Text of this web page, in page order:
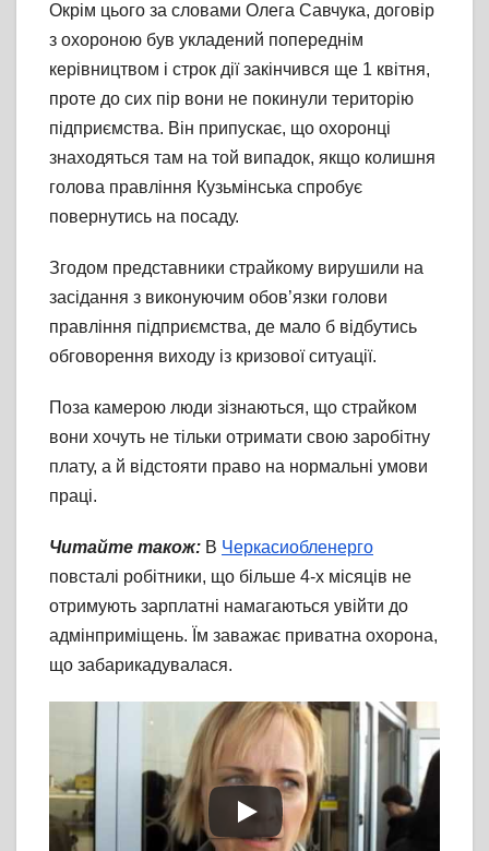
Окрім цього за словами Олега Савчука, договір
з охороною був укладений попереднім
керівництвом і строк дії закінчився ще 1 квітня,
проте до сих пір вони не покинули територію
підприємства. Він припускає, що охоронці
знаходяться там на той випадок, якщо колишня
голова правління Кузьмінська спробує
повернутись на посаду.
Згодом представники страйкому вирушили на
засідання з виконуючим обов’язки голови
правління підприємства, де мало б відбутись
обговорення виходу із кризової ситуації.
Поза камерою люди зізнаються, що страйком
вони хочуть не тільки отримати свою заробітну
плату, а й відстояти право на нормальні умови
праці.
Читайте також: В Черкасиобленерго
повсталі робітники, що більше 4-х місяців не
отримують зарплатні намагаються увійти до
адмінприміщень. Їм заважає приватна охорона,
що забарикадувалася.